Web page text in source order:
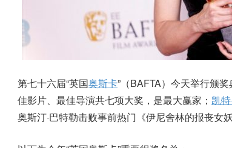
第七十六届“英国奥斯卡”（BAFTA）今天举行颁
佳影片、最佳导演共七项大奖，是最大赢家； 凯
奥斯汀·巴特勒击败事前热门《伊尼舍林的报丧女